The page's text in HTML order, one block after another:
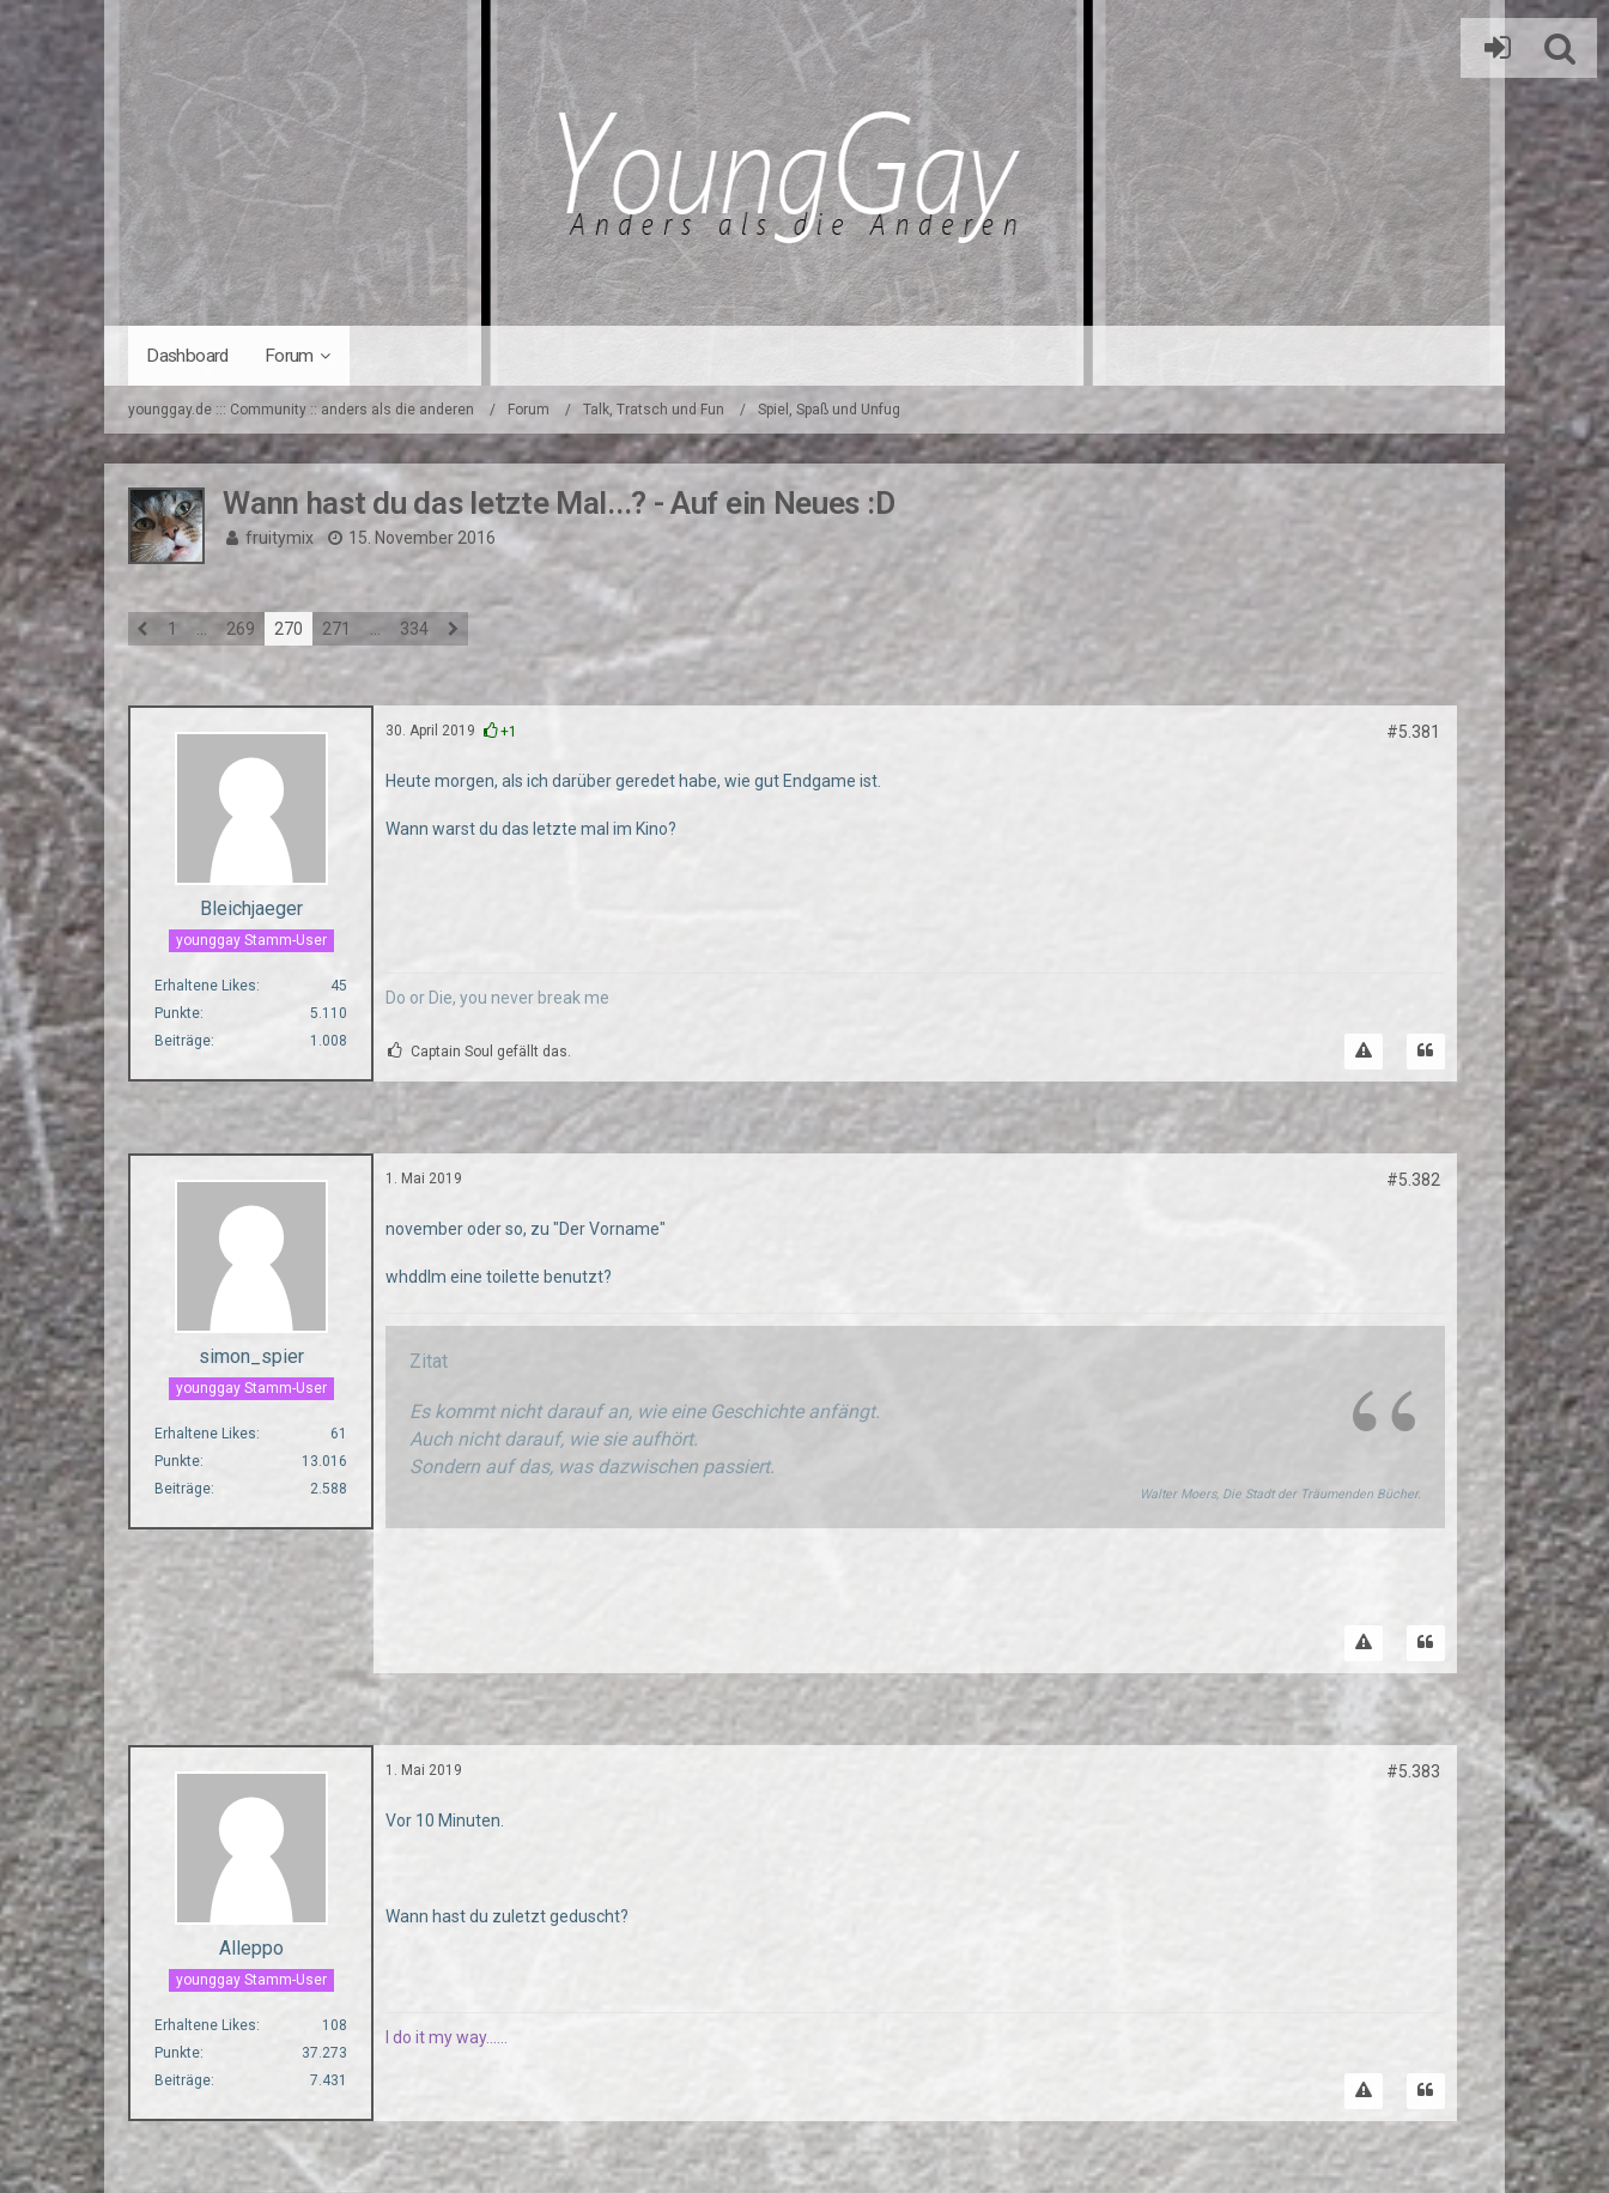
Dashboard Forum
younggay.de ::: Community :: anders als die anderen Forum Talk, Tratsch und Fun Spiel, Spaß und Unfug
Wann hast du das letzte Mal...? - Auf ein Neues :D
fruitymix 15. November 2016
1 269 270 271 334
Bleichjaeger
younggay Stamm-User
Erhaltene Likes
45
Punkte
5.110
Beiträge
1.008
30. April 2019 +1 #5.381
Heute morgen, als ich darüber geredet habe, wie gut Endgame ist.
Wann warst du das letzte mal im Kino?
Do or Die, you never break me
Captain Soul gefällt das.
simon_spier
younggay Stamm-User
Erhaltene Likes
61
Punkte
13.016
Beiträge
2.588
1. Mai 2019 #5.382
november oder so, zu "Der Vorname"
whddlm eine toilette benutzt?
Zitat
Es kommt nicht darauf an, wie eine Geschichte anfängt.
Auch nicht darauf, wie sie aufhört.
Sondern auf das, was dazwischen passiert.
Walter Moers, Die Stadt der Träumenden Bücher.
Alleppo
younggay Stamm-User
Erhaltene Likes
108
Punkte
37.273
Beiträge
7.431
1. Mai 2019 #5.383
Vor 10 Minuten.
Wann hast du zuletzt geduscht?
I do it my way......